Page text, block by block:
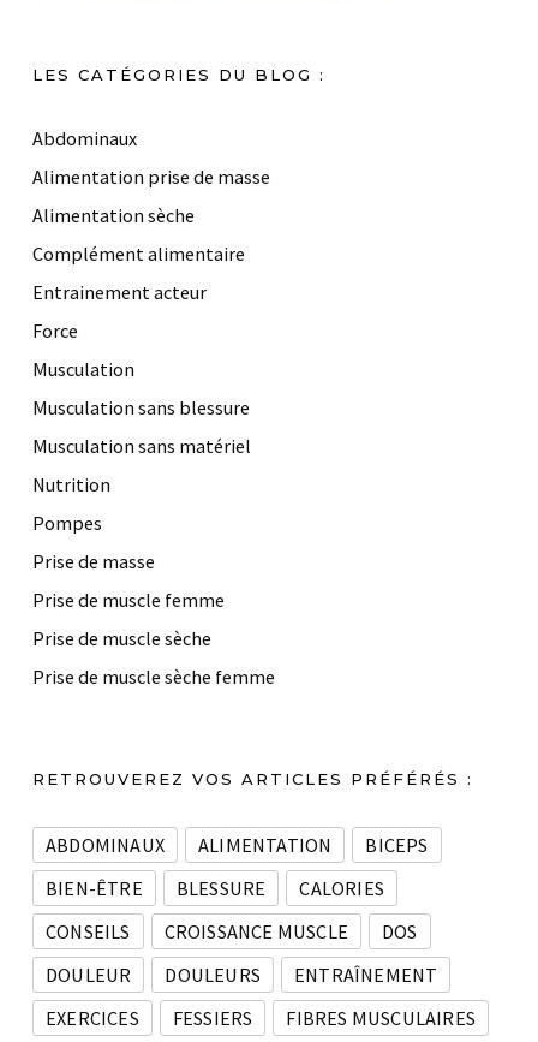
LES CATÉGORIES DU BLOG :
Abdominaux
Alimentation prise de masse
Alimentation sèche
Complément alimentaire
Entrainement acteur
Force
Musculation
Musculation sans blessure
Musculation sans matériel
Nutrition
Pompes
Prise de masse
Prise de muscle femme
Prise de muscle sèche
Prise de muscle sèche femme
RETROUVEREZ VOS ARTICLES PRÉFÉRÉS :
ABDOMINAUX ALIMENTATION
BICEPS
BIEN-ÊTRE
BLESSURE
CALORIES
CONSEILS
CROISSANCE MUSCLE
DOS
DOULEUR
DOULEURS
ENTRAÎNEMENT
EXERCICES
FESSIERS FIBRES MUSCULAIRES